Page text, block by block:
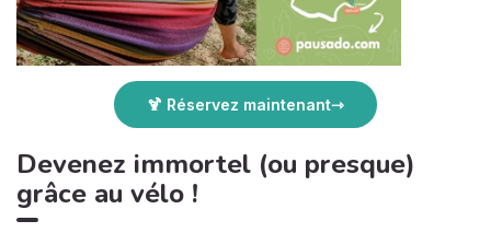
🍹 Réservez maintenant
Devenez immortel (ou presque)
grâce au vélo !